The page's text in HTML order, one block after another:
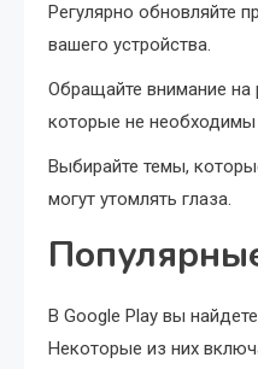
Регулярно обновляйте
вашего устройства.
Обращайте внимание на
которые не
Выбирайте темы,
могут утомлять глаза.
В Google Play вы
Некоторые из них